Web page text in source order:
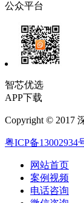
公众平台
智芯优选
APP下载
Copyright © 2017
粤ICP备13002934
网站首页
案例视频
电话咨询